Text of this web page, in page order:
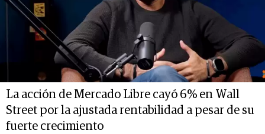
La acción de Mercado Libre cayó 6% en Wall
Street por la ajustada rentabilidad a pesar de su
fuerte crecimiento